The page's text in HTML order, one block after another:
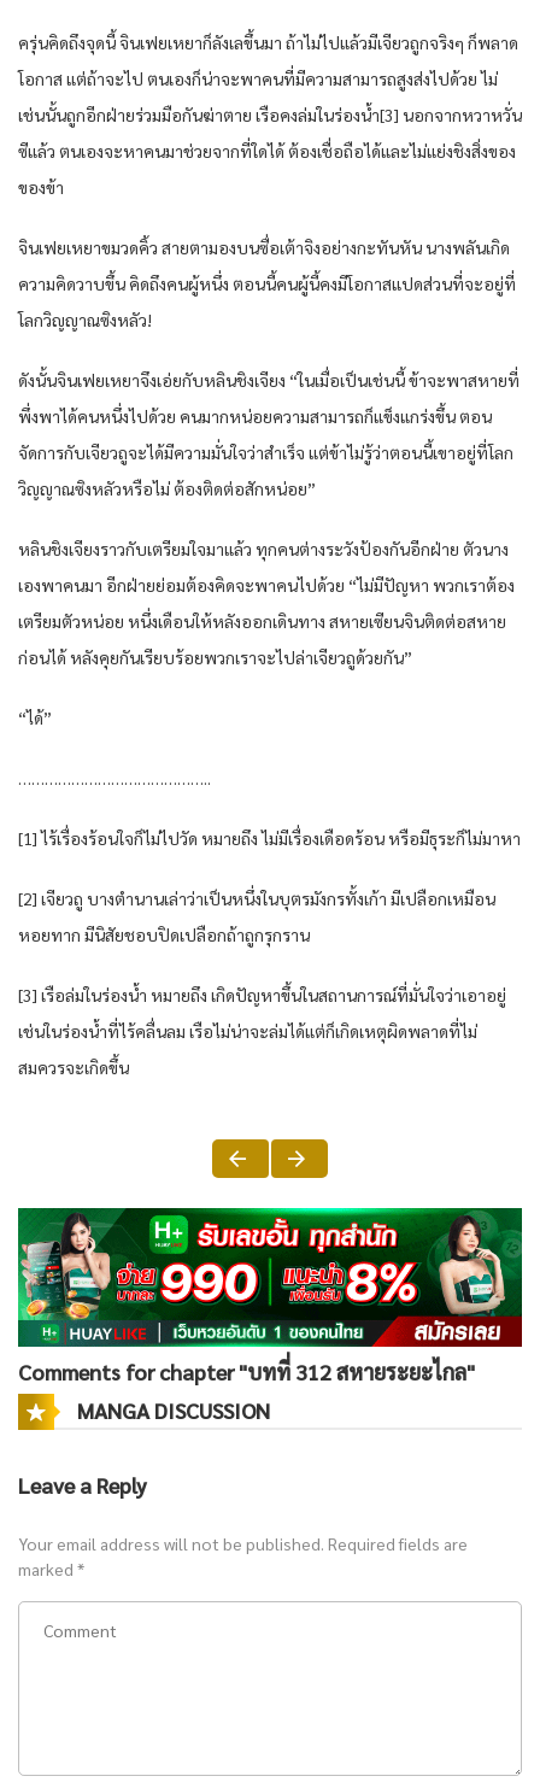
ครุ่น​คิดถึง​จุด​นี้​ จิน​เฟย​เหยา​ก็​ลังเล​ขึ้น​มา ถ้าไม่ไปแล้ว​มีเจียว​ถูก​จริงๆ​ ก็​พลาด
โอกาส​ แต่​ถ้าจะไป ตนเอง​ก็​น่าจะ​พา​คน​ที่​มีความสามารถ​สูงส่งไปด้วย​ ไม่
เช่นนั้น​ถูก​อีก​ฝ่าย​ร่วมมือ​กัน​ฆ่าตาย​ เรือ​คง​ล่ม​ใน​ร่องน้ำ​[3] นอกจาก​หวา​หวั่น​
ซีแล้ว​ ตนเอง​จะหา​คน​มาช่วย​จาก​ที่ใด​ได้​ ต้อง​เชื่อถือได้​และ​ไม่แย่งชิง​สิ่งของ​
ของ​ข้า​
จิน​เฟย​เหยา​ขมวดคิ้ว​ สายตา​มอง​บน​ซื่อ​เต้า​จิงอย่าง​กะทันหัน​ นาง​พลัน​เกิด​
ความคิด​วาบ​ขึ้น​ คิดถึง​คน​ผู้​หนึ่ง​ ตอนนี้​คน​ผู้​นี้​คง​มีโอกาส​แปด​ส่วน​ที่จะ​อยู่​ที่​
โลก​วิญญาณ​ซิงหลัว​!
ดังนั้น​จิน​เฟย​เหยา​จึงเอ่ย​กับ​หลิน​ชิงเจียง​ “ใน​เมื่อ​เป็น​เช่นนี้​ ข้า​จะพา​สหาย​ที่​
พึ่งพา​ได้​คน​หนึ่ง​ไปด้วย​ คน​มาก​หน่อย​ความสามารถ​ก็​แข็งแกร่ง​ขึ้น​ ตอน​
จัดการ​กับ​เจียว​ถูจะได้​มีความมั่นใจ​ว่า​สำเร็จ​ แต่​ข้า​ไม่รู้​ว่า​ตอนนี้​เขา​อยู่​ที่​โลก​
วิญญาณ​ซิงหลัว​หรือไม่​ ต้อง​ติดต่อ​สักหน่อย​”
หลิน​ชิงเจียง​ราวกับ​เตรียม​ใจมาแล้ว​ ทุกคน​ต่าง​ระวัง​ป้องกัน​อีก​ฝ่าย​ ตัวนาง​
เอง​พา​คน​มา อีก​ฝ่าย​ย่อม​ต้อง​คิด​จะพา​คน​ไปด้วย​ “ไม่มีปัญหา​ พวกเรา​ต้อง​
เตรียมตัว​หน่อย​ หนึ่ง​เดือน​ให้หลัง​ออกเดินทาง​ สหาย​เซียน​จิน​ติดต่อ​สหาย​
ก่อน​ได้​ หลัง​คุย​กัน​เรียบร้อย​พวกเรา​จะไปล่า​เจียว​ถูด้วยกัน​”
“ได้​”
……………………………………..
[1] ไร้​เรื่อง​ร้อนใจ​ก็​ไม่ไปวัด​ หมายถึง​ ไม่มีเรื่อง​เดือดร้อน​ หรือ​มีธุระ​ก็​ไม่มาหา​
[2] เจียว​ถู บาง​ตำนาน​เล่า​ว่า​เป็นหนึ่ง​ใน​บุตร​มังกร​ทั้ง​เก้า​ มีเปลือก​เหมือน​
หอย​ทาก​ มีนิสัย​ชอบ​ปิด​เปลือก​ถ้าถูก​รุกราน​
[3] เรือ​ล่ม​ใน​ร่องน้ำ​ หมายถึง​ เกิด​ปัญหา​ขึ้น​ใน​สถานการณ์​ที่​มั่นใจ​ว่า​เอาอยู่​
เช่น​ใน​ร่องน้ำ​ที่​ไร้​คลื่น​ลม​ เรือ​ไม่น่าจะ​ล่ม​ได้​แต่​ก็​เกิดเหตุ​ผิดพลาด​ที่​ไม่
สมควรจะ​เกิดขึ้น​
Comments for chapter "บทที่ 312 สหายระยะไกล"
MANGA DISCUSSION
Leave a Reply
Your email address will not be published. Required fields are
marked *